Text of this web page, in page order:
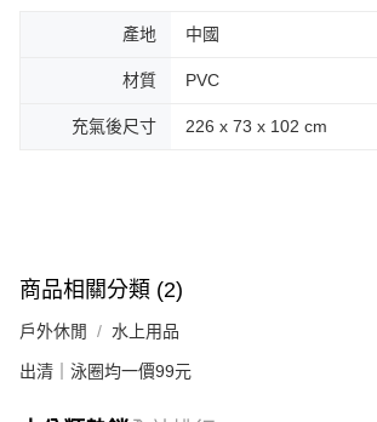
產地 中國
材質 PVC
充氣後尺寸 226 x 73 x 102 cm
商品相關分類 (2)
戶外休閒 水上用品
出清｜泳圈均一價99元